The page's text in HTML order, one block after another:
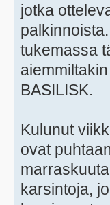
jotka
tukemassa
BASILISK.
Kulunut
ovat
karsintoja,